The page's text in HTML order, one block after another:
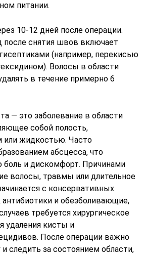
питании.
10-12 дней после операции.
после снятия швов включает
(например, перекисью
Волосы в области
в течение примерно 6
— это заболевание в области
собой полость,
или жидкостью. Часто
абсцесса, что
и дискомфорт. Причинами
волосы, травмы или длительное
с консервативных
антибиотики и обезболивающие,
требуется хирургическое
удаления кисты и
После операции важно
следить за состоянием области,